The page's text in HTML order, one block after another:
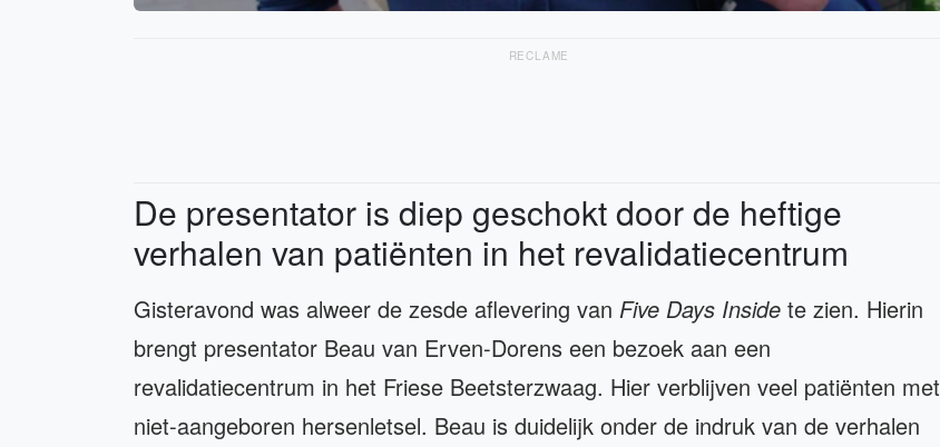
RECLAME
De presentator is diep geschokt door de heftige
verhalen van patiënten in het revalidatiecentrum
Gisteravond was alweer de zesde aflevering van Five Days Inside te zien. Hierin
brengt presentator Beau van Erven-Dorens een bezoek aan een
revalidatiecentrum in het Friese Beetsterzwaag. Hier verblijven veel patiënten met
niet-aangeboren hersenletsel. Beau is duidelijk onder de indruk van de verhalen